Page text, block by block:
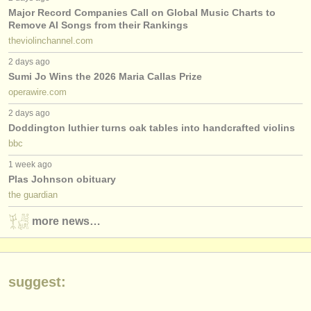
editor:
anúnciese con nosotros
find out about our
ATSfaq
iniciar sesión
Major Record Companies Call on Global Music Charts to
Remove AI Songs from their Rankings
theviolinchannel.com
2 days ago
Sumi Jo Wins the 2026 Maria Callas Prize
operawire.com
2 days ago
Doddington luthier turns oak tables into handcrafted violins
bbc
1 week ago
Plas Johnson obituary
the guardian
more news…
suggest: